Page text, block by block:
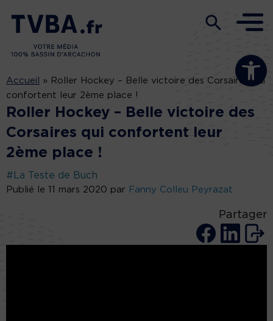
Ouvrir la
Accueil » Roller Hockey – Belle victoire des Corsaires qui
confortent leur 2ème place !
Roller Hockey – Belle victoire des
Corsaires qui confortent leur
2ème place !
#La Teste de Buch
Publié le 11 mars 2020 par Fanny Colleu Peyrazat
Partager